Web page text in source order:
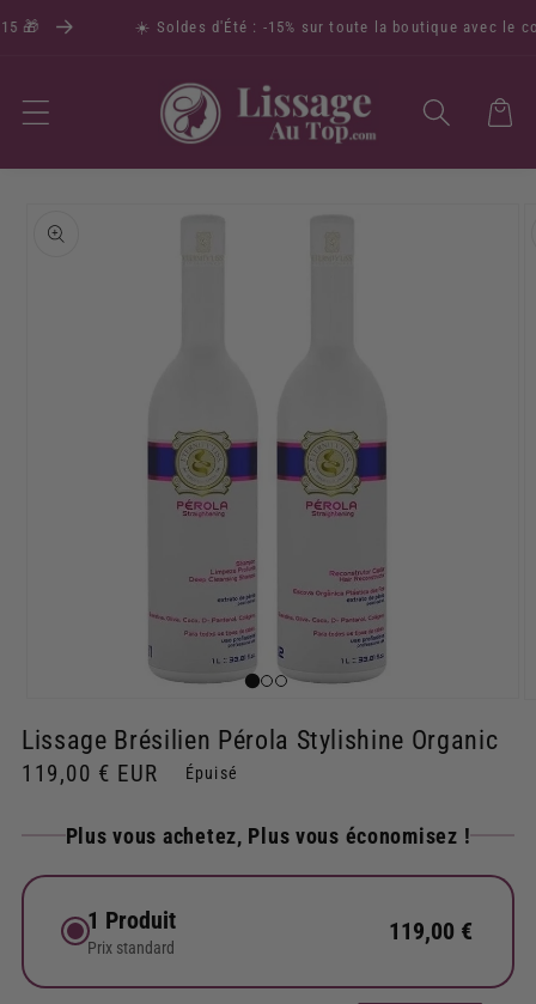
🎁 ☀️ Soldes d'Été : -15% sur toute la boutique avec le
Panier
informations
média
1
dans
modale
Lissage Brésilien Pérola Stylishine Organic
Prix
119,00 € EUR Épuisé
Plus vous achetez, Plus vous économisez !
1 Produit
Prix standard
119,00 €